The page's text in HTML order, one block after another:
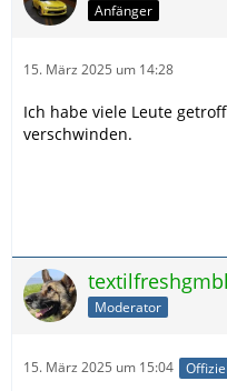
Anfänger
15. März 2025 um 14:28
Ich habe viele Leute
verschwinden.
Moderator
15. März 2025 um 15:04